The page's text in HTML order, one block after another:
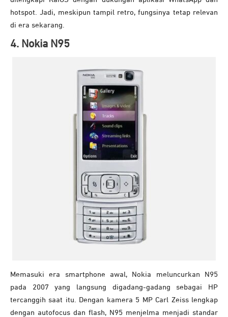
hotspot. Jadi, meskipun tampil retro, fungsinya tetap relevan
di era sekarang.
4. Nokia N95
Memasuki era smartphone awal, Nokia meluncurkan N95
pada 2007 yang langsung digadang-gadang sebagai HP
tercanggih saat itu. Dengan kamera 5 MP Carl Zeiss lengkap
dengan autofocus dan flash, N95 menjelma menjadi standar